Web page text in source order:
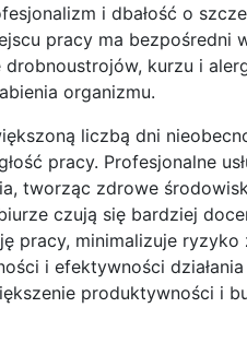
i dbałość o
pracy ma bezpośredni
kurzu i
organizmu.
liczbą dni
pracy. Profesjonalne
tworząc zdrowe
czują się bardziej
pracy, minimalizuje
i efektywności działania
produktywności i